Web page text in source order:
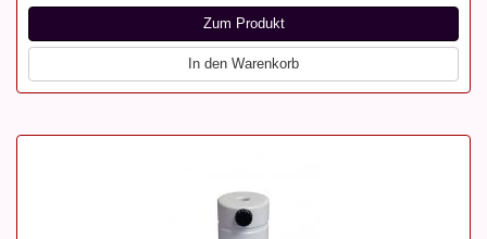
Zum Produkt
In den Warenkorb